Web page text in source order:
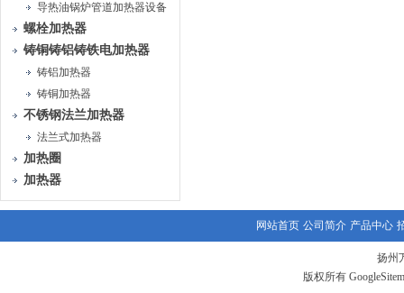
导热油锅炉管道加热器设备
螺栓加热器
铸铜铸铝铸铁电加热器
铸铝加热器
铸铜加热器
不锈钢法兰加热器
法兰式加热器
加热圈
加热器
网站首页 公司简介 产品中心
扬州
版权所有